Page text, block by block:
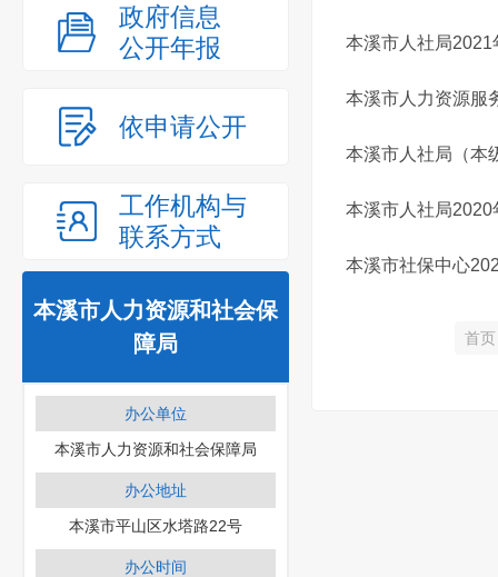
政府信息
公开年报
依申请公开
工作机构与
联系方式
本溪市人力资源和社会保
障局
办公单位
本溪市人力资源和社会保障局
办公地址
本溪市平山区水塔路22号
办公时间
本溪市人社局2021
本溪市人力资源服
本溪市人社局（本
本溪市人社局2020
本溪市社保中心
首页